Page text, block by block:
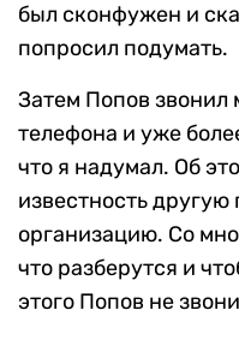
был сконфужен и
попросил подумать.
Затем Попов звонил
телефона и уже
что я надумал. Об
известность
организацию. Со
что разберутся и
этого Попов не